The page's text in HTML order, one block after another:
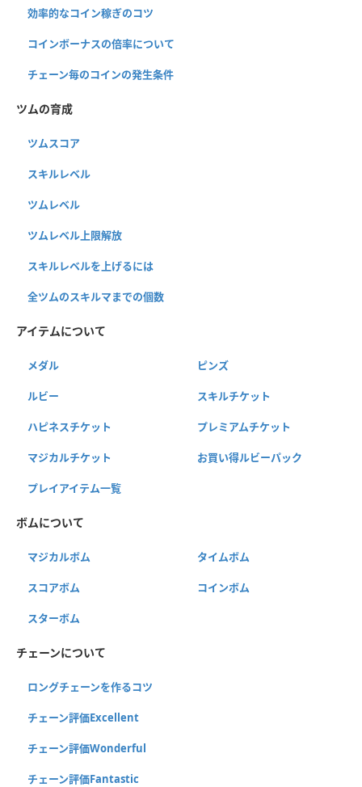
効率的なコイン稼ぎのコツ
コインボーナスの倍率について
チェーン毎のコインの発生条件
ツムの育成
ツムスコア
スキルレベル
ツムレベル
ツムレベル上限解放
スキルレベルを上げるには
全ツムのスキルマまでの個数
アイテムについて
メダル ピンズ
ルビー スキルチケット
ハピネスチケット プレミアムチケット
マジカルチケット お買い得ルビーパック
プレイアイテム一覧
ボムについて
マジカルボム タイムボム
スコアボム コインボム
スターボム
チェーンについて
ロングチェーンを作るコツ
チェーン評価Excellent
チェーン評価Wonderful
チェーン評価Fantastic